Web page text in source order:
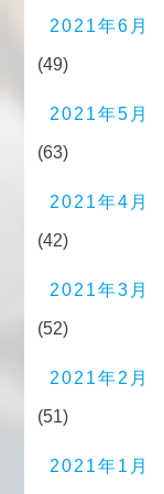
2021年6月
(49)
2021年5月
(63)
2021年4月
(42)
2021年3月
(52)
2021年2月
(51)
2021年1月